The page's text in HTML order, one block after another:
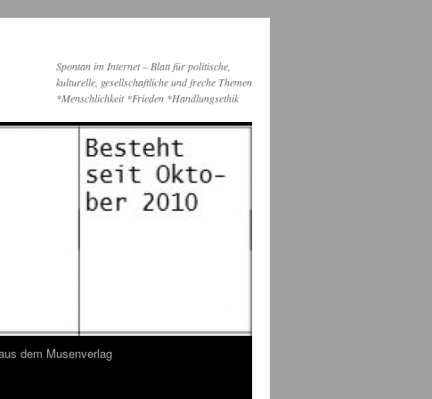
Spontan im Internet – Blatt für politische,
kulturelle, gesellschaftliche und freche Themen
*Menschlichkeit *Frieden *Handlungsethik
dem Musenverlag